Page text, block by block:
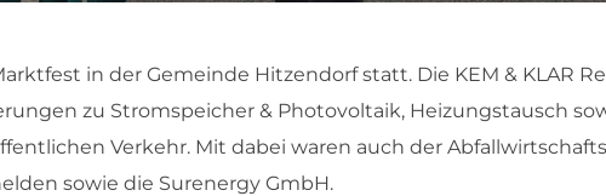
in der Gemeinde Hitzendorf statt. Die KEM & KLAR
zu Stromspeicher & Photovoltaik, Heizungstausch
Verkehr. Mit dabei waren auch der
sowie die Surenergy GmbH.